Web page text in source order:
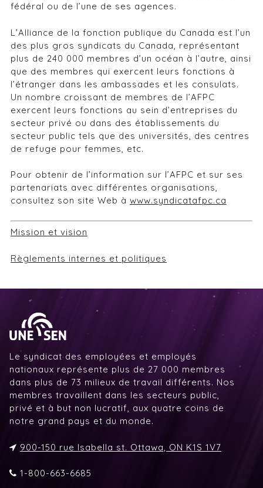
fédéral ou de l’une de ses agences.
L’Alliance de la fonction publique du Canada est l’un
des plus gros syndicats du Canada, représentant
plus de 240 000 membres d’un océan à l’autre, ainsi
que des membres qui exercent leurs fonctions à
l’étranger dans les ambassades et les consulats.
Un nombre croissant de membres de l’AFPC
exercent leurs fonctions au sein d’entreprises du
secteur privé ou dans des établissements du
secteur public tels que des universités, des centres
de refuge pour femmes, etc.
Pour obtenir de l’information sur l’AFPC et sur ses
partenariats avec différentes organisations,
consultez son site Web à www.syndicatafpc.ca
Mission et vision
Règlements internes et politiques
Le syndicat des employées et employés
nationaux représente plus de 27 000 membres
dans plus de 73 milieux de travail différents. Nos
membres travaillent dans les secteurs public,
privé et à but non lucratif, aux quatre coins de
notre grand pays et du monde.
900-150 rue Isabella st. Ottawa, ON K1S 1V7
1-800-663-6685